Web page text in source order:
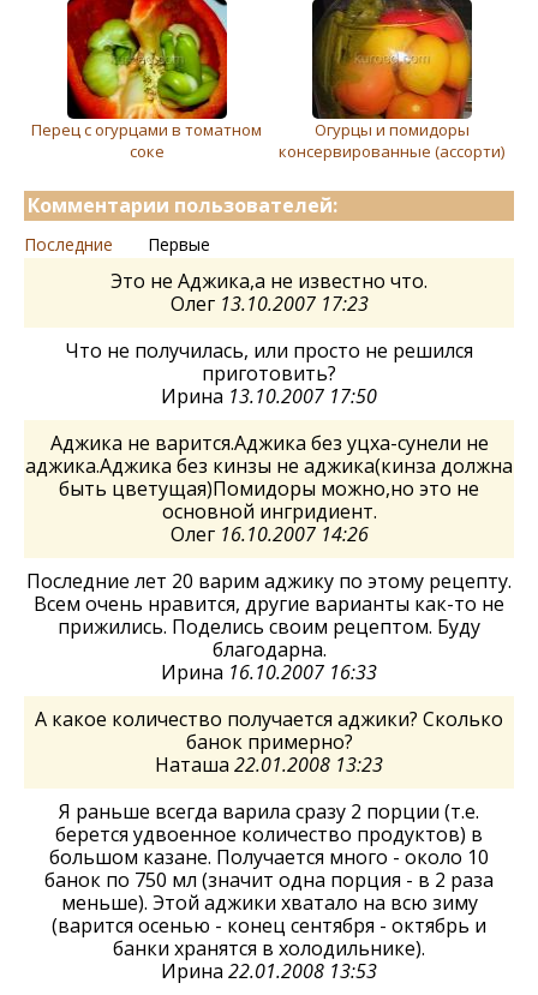
Перец c огурцами в томатном
соке
Огурцы и помидоры
консервированные (ассорти)
Комментарии пользователей:
Последние Первые
Это не Аджика,а не известно что.
Олег 13.10.2007 17:23
Что не получилась, или просто не решился
приготовить?
Ирина 13.10.2007 17:50
Аджика не варится.Аджика без уцха-сунели не
аджика.Аджика без кинзы не аджика(кинза должна
быть цветущая)Помидоры можно,но это не
основной ингридиент.
Олег 16.10.2007 14:26
Последние лет 20 варим аджику по этому рецепту.
Всем очень нравится, другие варианты как-то не
прижились. Поделись своим рецептом. Буду
благодарна.
Ирина 16.10.2007 16:33
А какое количество получается аджики? Сколько
банок примерно?
Наташа 22.01.2008 13:23
Я раньше всегда варила сразу 2 порции (т.е.
берется удвоенное количество продуктов) в
большом казане. Получается много - около 10
банок по 750 мл (значит одна порция - в 2 раза
меньше). Этой аджики хватало на всю зиму
(варится осенью - конец сентября - октябрь и
банки хранятся в холодильнике).
Ирина 22.01.2008 13:53